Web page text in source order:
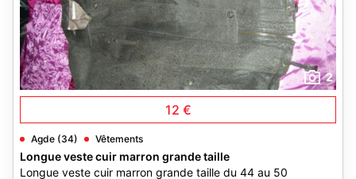
2
12 €
Agde (34) Vêtements
Longue veste cuir marron grande taille
Longue veste cuir marron grande taille du 44 au 50